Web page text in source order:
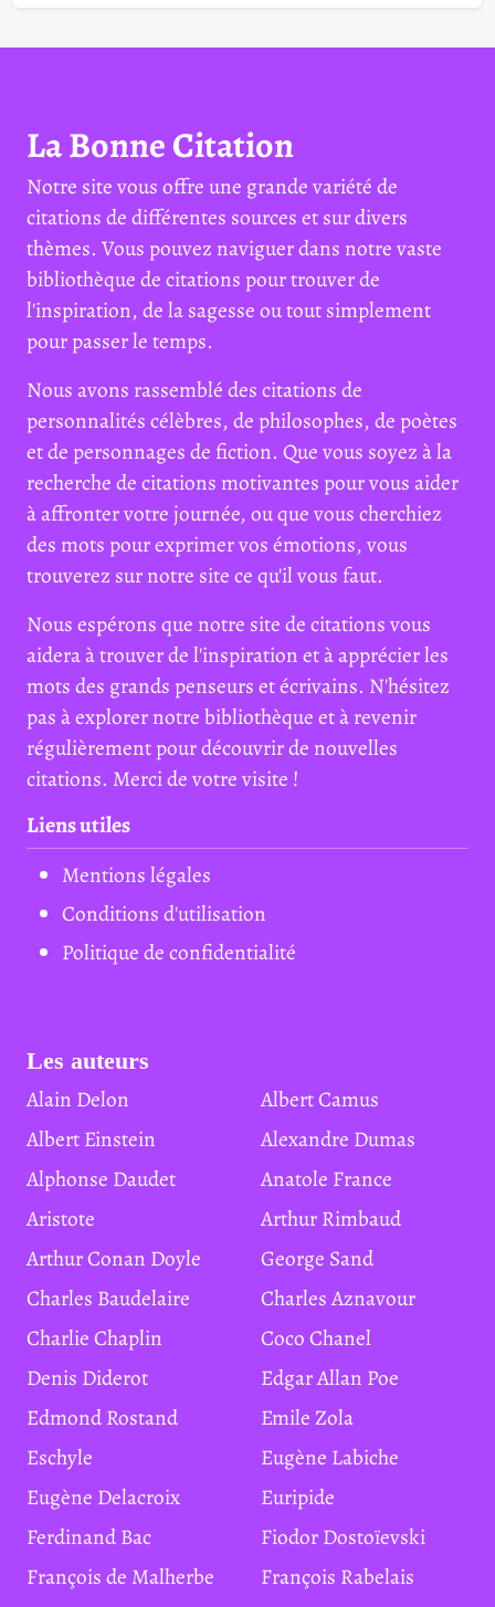
La Bonne Citation
Notre site vous offre une grande variété de
citations de différentes sources et sur divers
thèmes. Vous pouvez naviguer dans notre vaste
bibliothèque de citations pour trouver de
l'inspiration, de la sagesse ou tout simplement
pour passer le temps.
Nous avons rassemblé des citations de
personnalités célèbres, de philosophes, de poètes
et de personnages de fiction. Que vous soyez à la
recherche de citations motivantes pour vous aider
à affronter votre journée, ou que vous cherchiez
des mots pour exprimer vos émotions, vous
trouverez sur notre site ce qu'il vous faut.
Nous espérons que notre site de citations vous
aidera à trouver de l'inspiration et à apprécier les
mots des grands penseurs et écrivains. N'hésitez
pas à explorer notre bibliothèque et à revenir
régulièrement pour découvrir de nouvelles
citations. Merci de votre visite !
Liens utiles
Mentions légales
Conditions d'utilisation
Politique de confidentialité
Les auteurs
Alain Delon
Albert Camus
Albert Einstein
Alexandre Dumas
Alphonse Daudet
Anatole France
Aristote
Arthur Rimbaud
Arthur Conan Doyle
George Sand
Charles Baudelaire
Charles Aznavour
Charlie Chaplin
Coco Chanel
Denis Diderot
Edgar Allan Poe
Edmond Rostand
Emile Zola
Eschyle
Eugène Labiche
Eugène Delacroix
Euripide
Ferdinand Bac
Fiodor Dostoïevski
François de Malherbe
François Rabelais